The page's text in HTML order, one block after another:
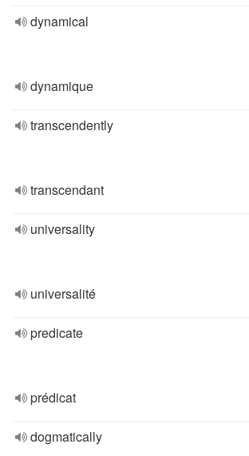
dynamical
dynamique
transcendently
transcendant
universality
universalité
predicate
prédicat
dogmatically